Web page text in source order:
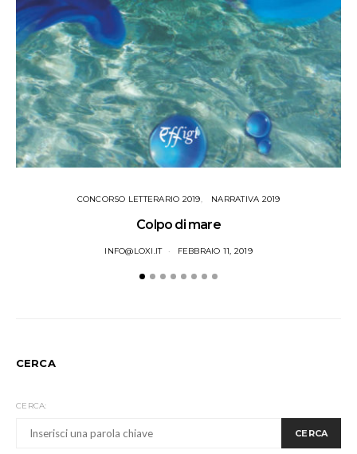
CONCORSO LETTERARIO 2019 NARRATIVA 2019
Colpo di mare
INFO@LOXI.IT FEBBRAIO 11, 2019
CERCA
CERCA:
CERCA